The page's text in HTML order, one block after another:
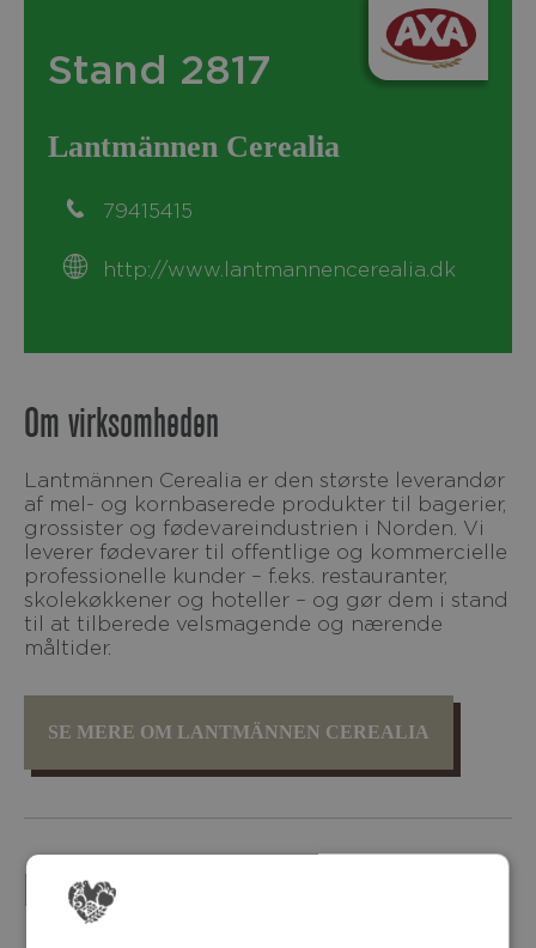
Stand 2817
Lantmännen Cerealia
79415415
http://www.lantmannencerealia.dk
Om virksomheden
Lantmännen Cerealia er den største leverandør
af mel- og kornbaserede produkter til bagerier,
grossister og fødevareindustrien i Norden. Vi
leverer fødevarer til offentlige og kommercielle
professionelle kunder – f.eks. restauranter,
skolekøkkener og hoteller – og gør dem i stand
til at tilberede velsmagende og nærende
måltider.
SE MERE OM LANTMÄNNEN CEREALIA
FLERE PRODUKTER